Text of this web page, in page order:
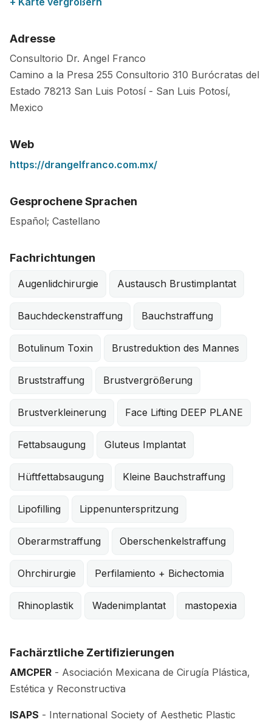
Adresse
Consultorio Dr. Angel Franco
Camino a la Presa 255 Consultorio 310 Burócratas del
Estado 78213 San Luis Potosí- San Luis Potosí,
Mexico
Web
https://drangelfranco.com.mx/
Gesprochene Sprachen
Español; Castellano
Fachrichtungen
Augenlidchirurgie Austausch Brustimplantat
Bauchdeckenstraffung Bauchstraffung
Botulinum Toxin Brustreduktion des Mannes
Bruststraffung Brustvergrößerung
Brustverkleinerung Face Lifting DEEP PLANE
Fettabsaugung Gluteus Implantat
Hüftfettabsaugung Kleine Bauchstraffung
Lipofilling Lippenunterspritzung
Oberarmstraffung Oberschenkelstraffung
Ohrchirurgie Perfilamiento + Bichectomia
Rhinoplastik Wadenimplantat mastopexia
Fachärztliche Zertifizierungen
AMCPER - Asociación Mexicana de Cirugía Plástica,
Estética y Reconstructiva
ISAPS - International Society of Aesthetic Plastic